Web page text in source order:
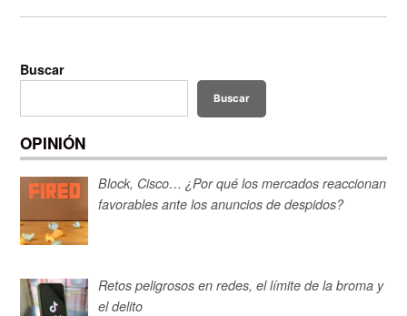
Buscar
Buscar
OPINIÓN
Block, Cisco… ¿Por qué los mercados reaccionan
favorables ante los anuncios de despidos?
Retos peligrosos en redes, el límite de la broma y
el delito